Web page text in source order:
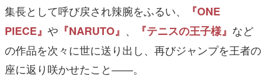
集長として呼び戻され辣腕をふるい、
『ONE
PIECE』 や 『NARUTO』 、 『テニスの王子様』 など
の作品を次々に世に送り出し、再びジャンプを王者の
座に返り咲かせたこと――。